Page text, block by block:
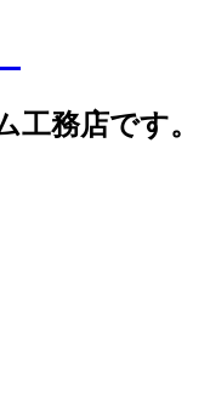
務店です。